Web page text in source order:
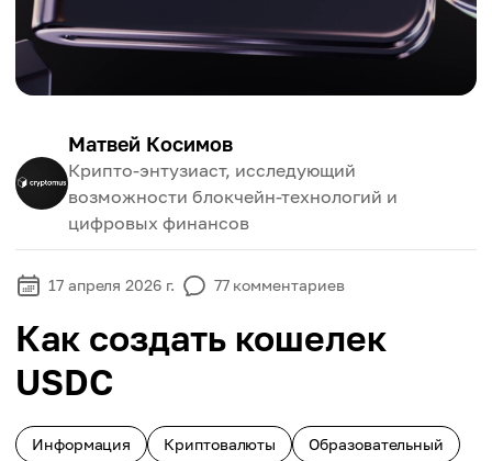
Матвей Косимов
Крипто-энтузиаст, исследующий
возможности блокчейн-технологий и
цифровых финансов
17 апреля 2026 г. 77 комментариев
Как создать кошелек
USDC
Информация Криптовалюты Образовательный